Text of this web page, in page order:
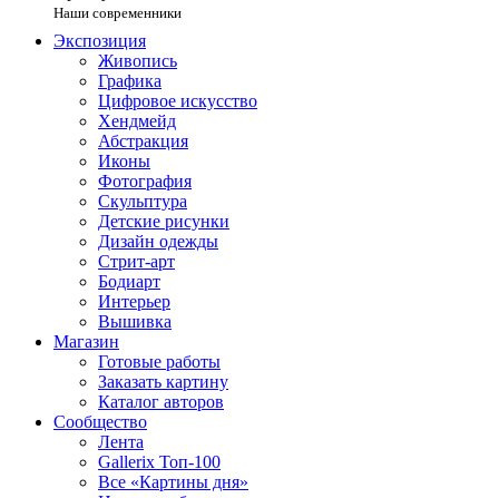
Наши современники
Экспозиция
Живопись
Графика
Цифровое искусство
Хендмейд
Абстракция
Иконы
Фотография
Скульптура
Детские рисунки
Дизайн одежды
Стрит-арт
Бодиарт
Интерьер
Вышивка
Магазин
Готовые работы
Заказать картину
Каталог авторов
Сообщество
Лента
Gallerix Топ-100
Все «Картины дня»